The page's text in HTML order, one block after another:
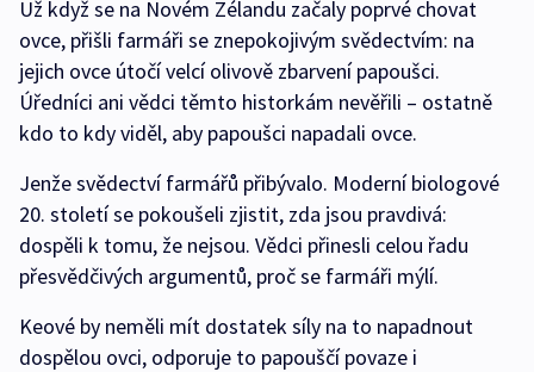
Už když se na Novém Zélandu začaly poprvé chovat
ovce, přišli farmáři se znepokojivým svědectvím: na
jejich ovce útočí velcí olivově zbarvení papoušci.
Úředníci ani vědci těmto historkám nevěřili – ostatně
kdo to kdy viděl, aby papoušci napadali ovce.
Jenže svědectví farmářů přibývalo. Moderní biologové
20. století se pokoušeli zjistit, zda jsou pravdivá:
dospěli k tomu, že nejsou. Vědci přinesli celou řadu
přesvědčivých argumentů, proč se farmáři mýlí.
Keové by neměli mít dostatek síly na to napadnout
dospělou ovci, odporuje to papouščí povaze i